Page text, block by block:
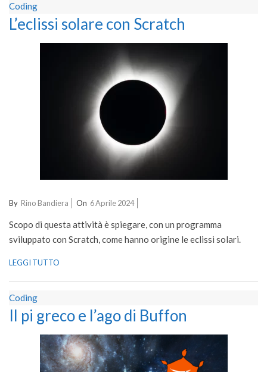
Coding
L’eclissi solare con Scratch
2024-
06
By Rino Bandiera On 6 Aprile 2024
Scopo di questa attività è spiegare, con un programma
sviluppato con Scratch, come hanno origine le eclissi solari.
LEGGI TUTTO
Coding
Il pi greco e l’ago di Buffon